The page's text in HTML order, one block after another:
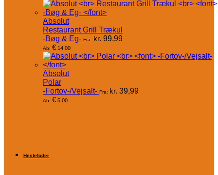
Absolut
Restaurant Grill Trækul
-Bøg & Eg- Fra: kr. 99,99
Ab: € 14,00
Absolut
Polar
-Fortov-/Vejsalt- Fra: kr. 39,99
Ab: € 5,00
Hestefoder